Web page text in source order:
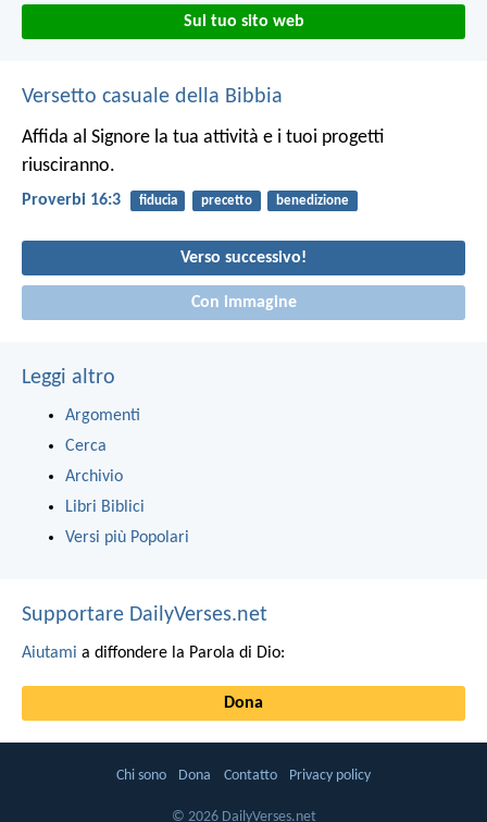
Sul tuo sito web
Versetto casuale della Bibbia
Affida al Signore la tua attività e i tuoi progetti
riusciranno.
Proverbi 16:3 fiducia precetto benedizione
Verso successivo!
Con immagine
Leggi altro
Argomenti
Cerca
Archivio
Libri Biblici
Versi più Popolari
Supportare DailyVerses.net
Aiutami a diffondere la Parola di Dio:
Dona
Chi sono Dona Contatto Privacy policy
© 2026 DailyVerses.net